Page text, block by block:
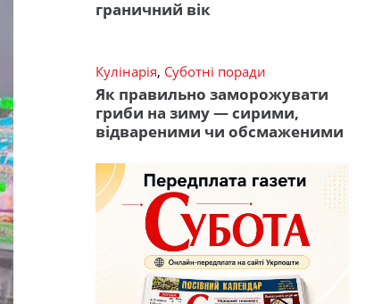
граничний вік
Кулінарія, Суботні поради
Як правильно заморожувати
гриби на зиму — сирими,
відвареними чи обсмаженими